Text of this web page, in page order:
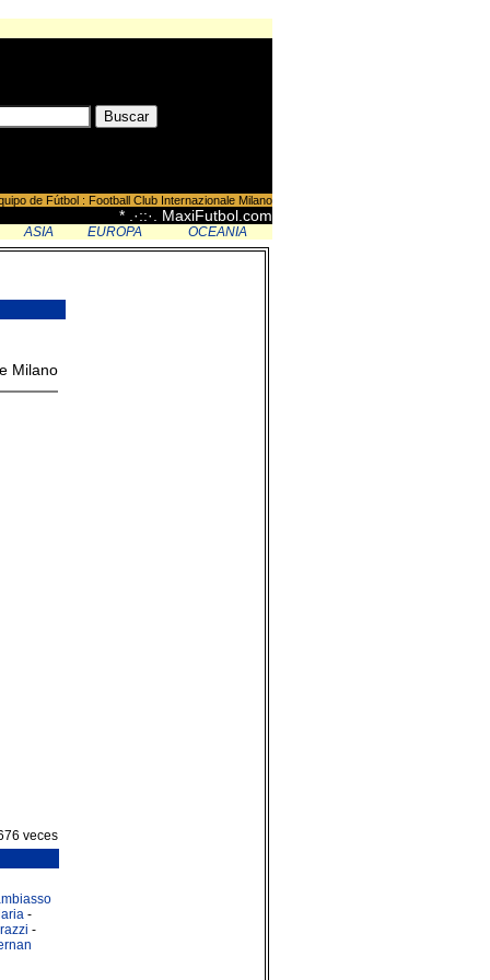
de Fútbol : Football Club Internazionale Milano
* .·::·. MaxiFutbol.com
ASIA EUROPA OCEANIA
Milano
veces
-
-